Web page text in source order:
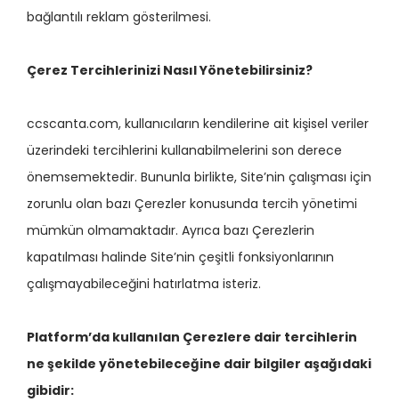
bağlantılı reklam gösterilmesi.
Çerez Tercihlerinizi Nasıl Yönetebilirsiniz?
ccscanta.com, kullanıcıların kendilerine ait kişisel veriler
üzerindeki tercihlerini kullanabilmelerini son derece
önemsemektedir. Bununla birlikte, Site’nin çalışması için
zorunlu olan bazı Çerezler konusunda tercih yönetimi
mümkün olmamaktadır. Ayrıca bazı Çerezlerin
kapatılması halinde Site’nin çeşitli fonksiyonlarının
çalışmayabileceğini hatırlatma isteriz.
Platform’da kullanılan Çerezlere dair tercihlerin
ne şekilde yönetebileceğine dair bilgiler aşağıdaki
gibidir: